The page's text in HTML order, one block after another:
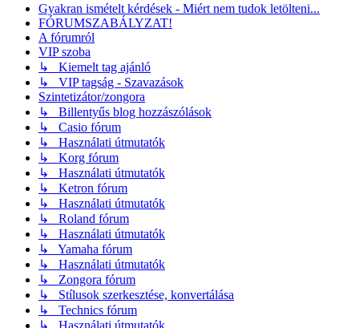
Gyakran ismételt kérdések - Miért nem tudok letölteni...
FÓRUMSZABÁLYZAT!
A fórumról
VIP szoba
↳ Kiemelt tag ajánló
↳ VIP tagság - Szavazások
Szintetizátor/zongora
↳ Billentyűs blog hozzászólások
↳ Casio fórum
↳ Használati útmutatók
↳ Korg fórum
↳ Használati útmutatók
↳ Ketron fórum
↳ Használati útmutatók
↳ Roland fórum
↳ Használati útmutatók
↳ Yamaha fórum
↳ Használati útmutatók
↳ Zongora fórum
↳ Stílusok szerkesztése, konvertálása
↳ Technics fórum
↳ Használati útmutatók